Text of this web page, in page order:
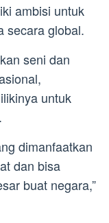
ambisi untuk
secara global.
seni dan
untuk
dimanfaatkan
dan bisa
buat negara,”